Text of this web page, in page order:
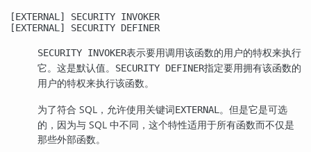
[EXTERNAL ] SECURITY INVOKER
[EXTERNAL ] SECURITY DEFINER
SECURITY INVOKER表示要用调用该函数的用户的特权来执行
它。这是默认值。
SECURITY DEFINER指定要用拥有该函数的
用户的特权来执行该函数。
为了符合 SQL，允许使用关键词EXTERNAL 。但是它是可选
的，因为与 SQL 中不同，这个特性适用于所有函数而不仅是
那些外部函数。